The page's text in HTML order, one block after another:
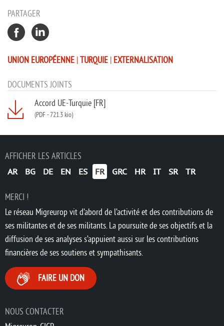
PARTAGER
UNION EUROPÉENNE |TURQUIE | EXTERNALISATION
DOCUMENTS JOINTS
Accord UE-Turquie [FR]
(PDF-721.3 kio)
AFFICHER LES ARTICLES
AR BG DE EN ES FR GRC HR IT SR TR
NOUS CONTACTER
MERCI !
Le réseau Migreurop vit d’abord de l’activité et des contributions de
ses militantes et de ses militants. La poursuite de ses objectifs et la
diffusion de ses analyses s’appuient aussi sur les contributions
financières de ses soutiens et sympathisants.
FAIRE UN DON